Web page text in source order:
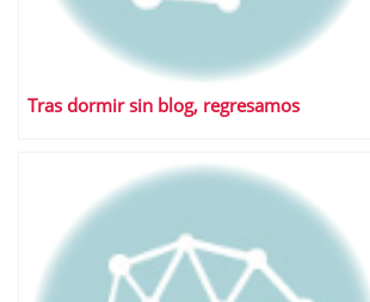
Tras dormir sin blog, regresamos